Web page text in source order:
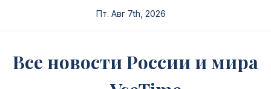
Пт. Авг 7th, 2026
Все новости России и мира